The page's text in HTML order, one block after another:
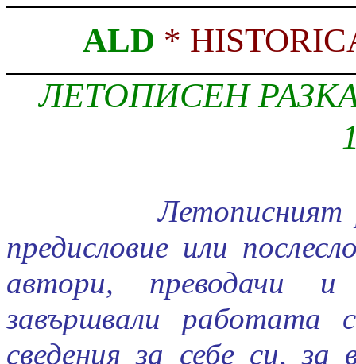
ALD *
ЛЕТОПИСЕН
Летописният
предисловие или
автори, преводачи и
завършвали работата
сведения за себе си,